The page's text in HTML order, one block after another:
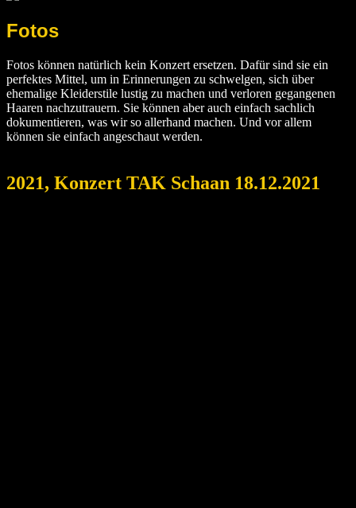
Fotos
Fotos können natürlich kein Konzert ersetzen. Dafür sind sie ein
perfektes Mittel, um in Erinnerungen zu schwelgen, sich über
ehemalige Kleiderstile lustig zu machen und verloren gegangenen
Haaren nachzutrauern. Sie können aber auch einfach sachlich
dokumentieren, was wir so allerhand machen. Und vor allem
können sie einfach angeschaut werden.
2021, Konzert TAK Schaan 18.12.2021